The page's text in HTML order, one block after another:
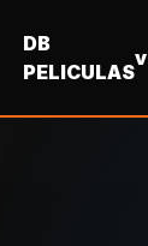
DB
PELICULAS
v